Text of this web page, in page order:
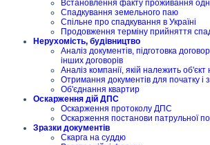
Встановлення факту проживання
Спадкування земельного паю
Спільне про спадкування в Україні
Продовження терміну прийняття
Нерухомість, будівництво
Аналіз документів, підготовка
інших договорів
Аналіз компанії, якій належить об'єкт
Отримання документів для початку і
Об'єднання квартир
Оскарження дій ДПС
Оскарження протоколу ДПС
Оскарження постанови патрульної
Зразки документів
Скарга на суддю